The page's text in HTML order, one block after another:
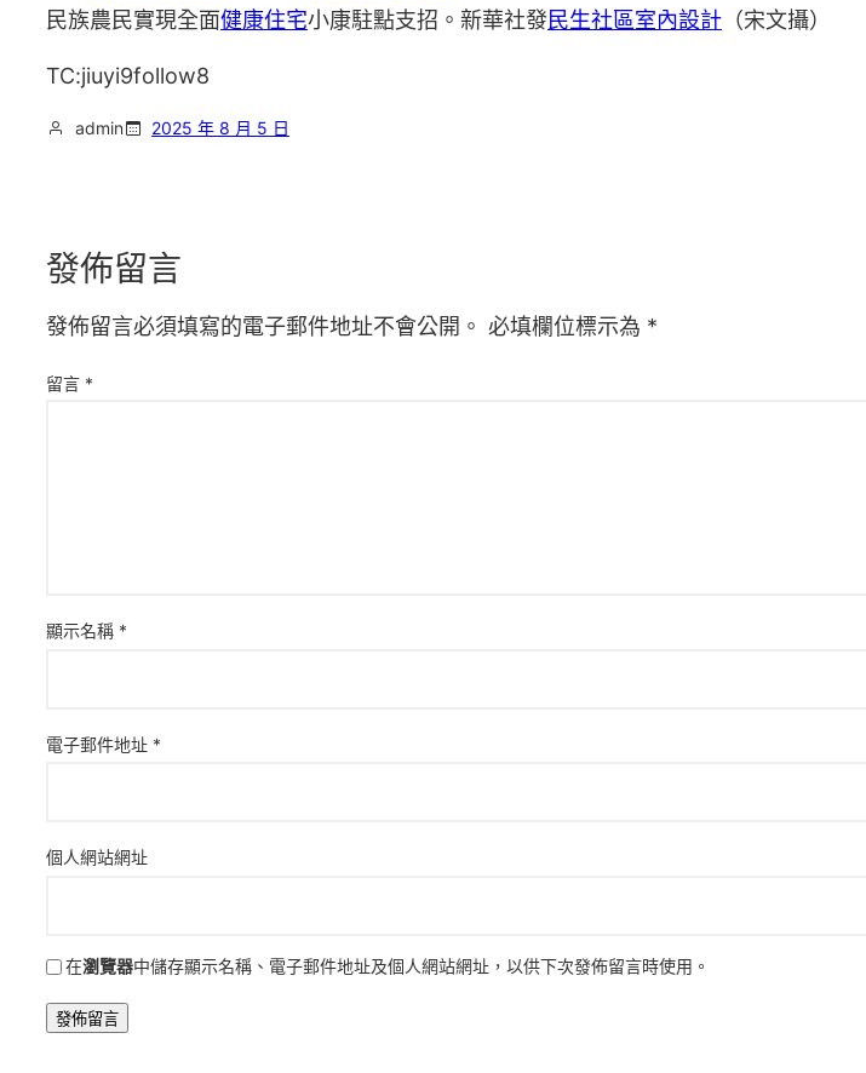
民族農民實現全面健康住宅小康駐點支招。新華社發民生社區室內設計 （宋文攝）
TC:jiuyi9follow8
admin 2025 年 8 月 5 日
發佈留言
發佈留言必須填寫的電子郵件地址不會公開。 必填欄位標示為 *
留言 *
顯示名稱 *
電子郵件地址 *
個人網站網址
在瀏覽器中儲存顯示名稱、電子郵件地址及個人網站網址，以供下次發佈留言時使用。